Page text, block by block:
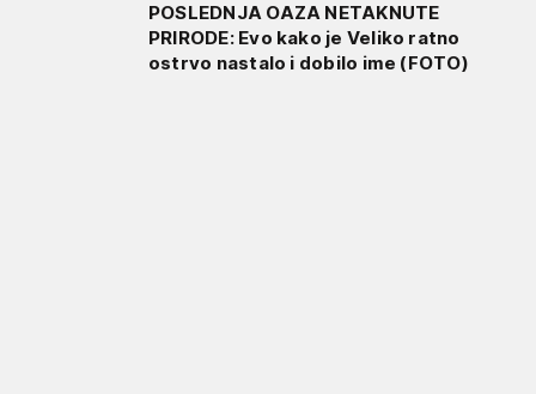
POSLEDNJA OAZA NETAKNUTE
PRIRODE: Evo kako je Veliko ratno
ostrvo nastalo i dobilo ime (FOTO)